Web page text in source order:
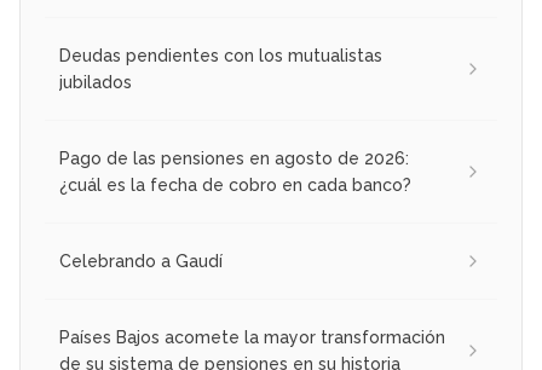
Deudas pendientes con los mutualistas
jubilados
Pago de las pensiones en agosto de 2026:
¿cuál es la fecha de cobro en cada banco?
Celebrando a Gaudí
Países Bajos acomete la mayor transformación
de su sistema de pensiones en su historia